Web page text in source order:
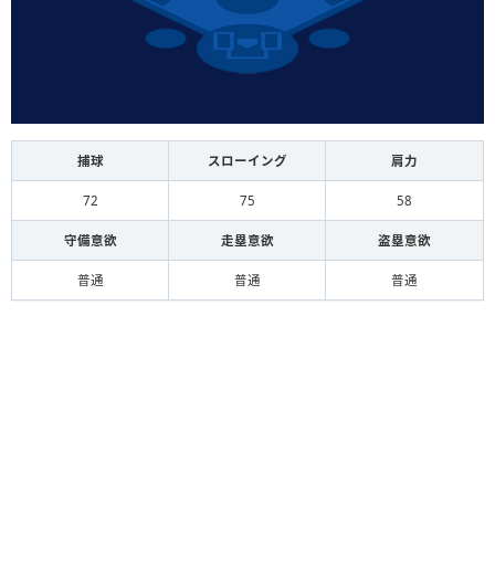
捕球 スローイング 肩力
72 75 58
守備意欲 走塁意欲 盗塁意欲
普通 普通 普通